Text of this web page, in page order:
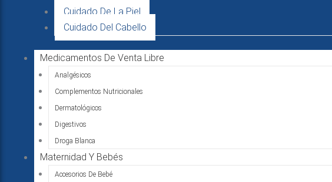
Cuidado De La Piel
Cuidado Del Cabello
Medicamentos De Venta Libre
Analgésicos
Complementos Nutricionales
Dermatológicos
Digestivos
Droga Blanca
Maternidad Y Bebés
Accesorios De Bebé